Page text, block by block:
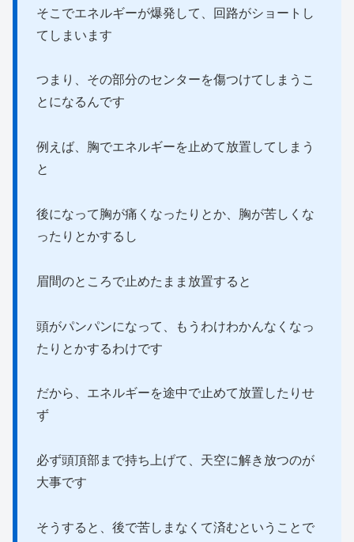
そこでエネルギーが爆発して、回路がショートし
てしまいます
つまり、その部分のセンターを傷つけてしまうこ
とになるんです
例えば、胸でエネルギーを止めて放置してしまう
と
後になって胸が痛くなったりとか、胸が苦しくな
ったりとかするし
眉間のところで止めたまま放置すると
頭がパンパンになって、もうわけわかんなくなっ
たりとかするわけです
だから、エネルギーを途中で止めて放置したりせ
ず
必ず頭頂部まで持ち上げて、天空に解き放つのが
大事です
そうすると、後で苦しまなくて済むということで